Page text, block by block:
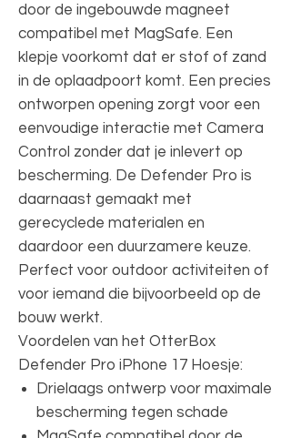
door de ingebouwde magneet
compatibel met MagSafe. Een
klepje voorkomt dat er stof of zand
in de oplaadpoort komt. Een precies
ontworpen opening zorgt voor een
eenvoudige interactie met Camera
Control zonder dat je inlevert op
bescherming. De Defender Pro is
daarnaast gemaakt met
gerecyclede materialen en
daardoor een duurzamere keuze.
Perfect voor outdoor activiteiten of
voor iemand die bijvoorbeeld op de
bouw werkt.
Voordelen van het OtterBox
Defender Pro iPhone 17 Hoesje:
Drielaags ontwerp voor maximale
bescherming tegen schade